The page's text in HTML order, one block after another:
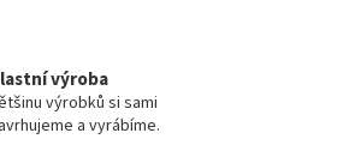
výroba
výrobků si sami
a vyrábíme.